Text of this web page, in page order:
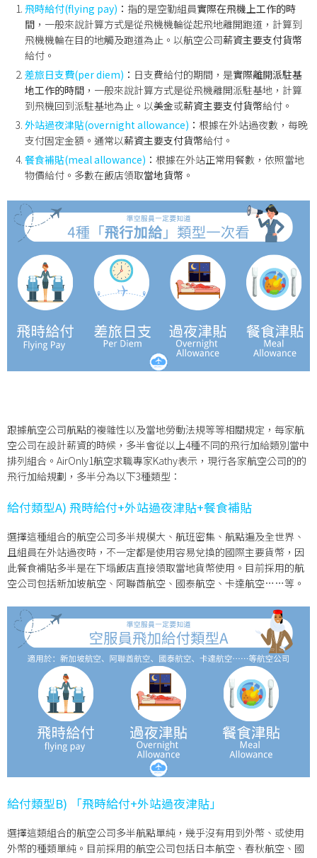
飛時給付(flying pay) ： 指的是空勤組員實際在飛機上工作的時
間 ，一般來說計算方式是從飛機機輪從起飛地離開跑道，計算到
飛機機輪在目的地觸及跑道為止。以航空公司薪資主要支付貨幣
給付。
差旅日支費(per diem) ： 日支費給付的期間，是實際離開派駐基
地工作的時間 ，一般來說計算方式是從飛機離開派駐基地，計算
到飛機回到派駐基地為止。以美金或薪資主要支付貨幣給付。
外站過夜津貼(overnight allowance) ： 根據在外站過夜數，每晚
支付固定金額。通常以薪資主要支付貨幣給付。
餐食補貼(meal allowance) ： 根據在外站正常用餐數，依照當地
物價給付。多數在飯店領取當地貨幣 。
跟據航空公司航點的複雜性以及當地勞動法規等等相關規定，每家航
空公司在設計薪資的時候，多半會從以上4種不同的飛行加給類別當中
排列組合。AirOnly1航空求職專家Kathy表示，現行各家航空公司的的
飛行加給規劃，多半分為以下3種類型：
給付類型A) 飛時給付+外站過夜津貼+餐食補貼
選擇這種組合的航空公司多半規模大、航班密集、航點遍及全世界、
且組員在外站過夜時，不一定都是使用容易兌換的國際主要貨幣，因
此餐食補貼多半是在下塌飯店直接領取當地貨幣使用。目前採用的航
空公司包括新加坡航空、阿聯酋航空、國泰航空、卡達航空……等。
給付類型B) 「飛時給付+外站過夜津貼」
選擇這類組合的航空公司多半航點單純，幾乎沒有用到外幣、或使用
外幣的種類單純。目前採用的航空公司包括日本航空、春秋航空、國